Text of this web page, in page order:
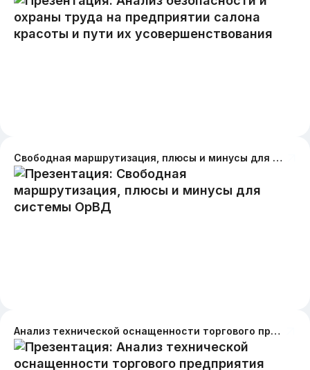
Свободная маршрутизация, плюсы и минусы для системы ОрВД
Анализ технической оснащенности торгового предприятия